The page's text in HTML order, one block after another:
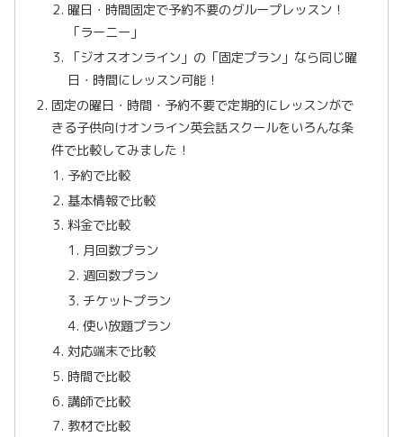
曜日・時間固定で予約不要のグループレッスン！
「ラーニー」
「ジオスオンライン」の「固定プラン」なら同じ曜
日・時間にレッスン可能！
固定の曜日・時間・予約不要で定期的にレッスンがで
きる子供向けオンライン英会話スクールをいろんな条
件で比較してみました！
予約で比較
基本情報で比較
料金で比較
月回数プラン
週回数プラン
チケットプラン
使い放題プラン
対応端末で比較
時間で比較
講師で比較
教材で比較